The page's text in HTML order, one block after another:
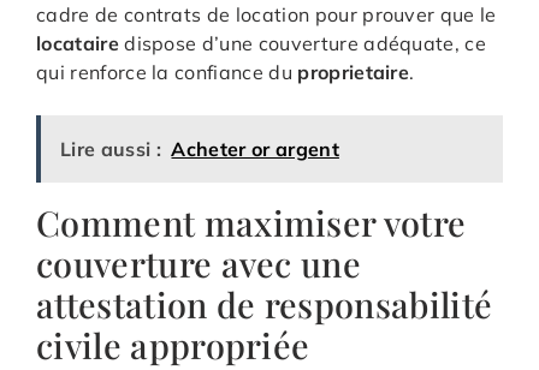
cadre de contrats de location pour prouver que le
locatairedispose d’une couverture adéquate, ce
qui renforce la confiance du proprietaire.
Lire aussi : Acheter or argent
Comment maximiser votre
couverture avec une
attestation de responsabilité
civile appropriée